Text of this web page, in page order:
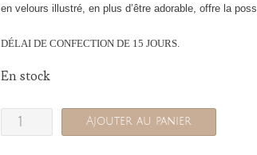
en velours illustré, en plus d’être adorable, offre la
DÉLAI DE CONFECTION DE 15 JOURS.
En stock
quantité
de
Ajouter au panier